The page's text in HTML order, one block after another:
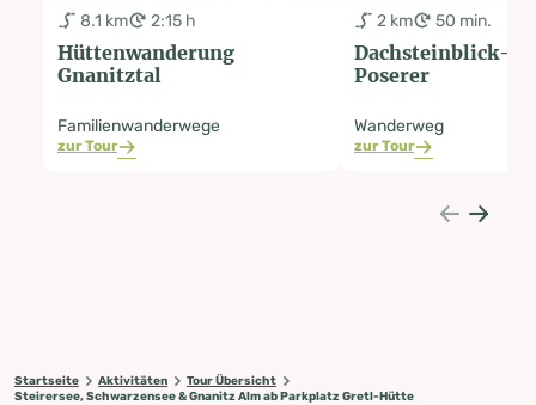
8.1 km 2:15 h
Hüttenwanderung
Gnanitztal
Familienwanderwege
zur Tour
2 km 50 min.
Dachsteinblick-
Poserer
Wanderweg
zur Tour
Startseite Aktivitäten
Tour Übersicht
Steirersee, Schwarzensee & Gnanitz Alm ab Parkplatz Gretl-Hütte